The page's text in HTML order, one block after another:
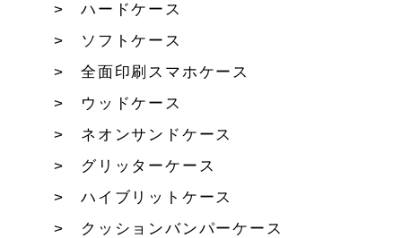
ハードケース
ソフトケース
全面印刷スマホケース
ウッドケース
ネオンサンドケース
グリッターケース
ハイブリットケース
クッションバンパーケース